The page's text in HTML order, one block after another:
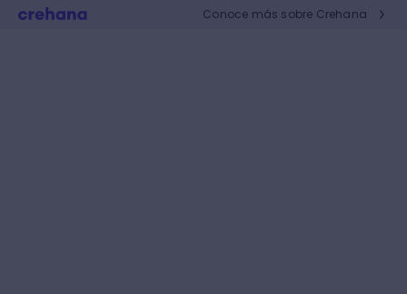
Conoce más sobre Crehana